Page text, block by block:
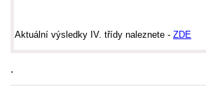
Aktuální výsledky IV. třídy naleznete - ZDE
.